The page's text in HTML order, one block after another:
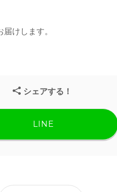
けします。
シェアする！
LINE